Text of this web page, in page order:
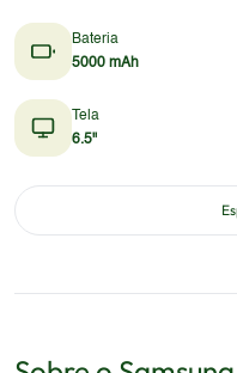
Bateria
5000 mAh
Tela
6.5"